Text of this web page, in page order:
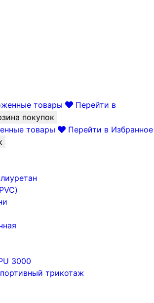
товары
Перейти в
покупок
товары
Перейти в Избранное
3000
трикотаж